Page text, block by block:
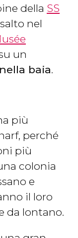
della SS
nel
un
baia.
più
perché
più
colonia
e
il loro
da lontano.